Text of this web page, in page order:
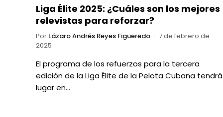
Liga Élite 2025: ¿Cuáles son los mejores
relevistas para reforzar?
Por Lázaro Andrés Reyes Figueredo
7 de febrero de
2025
El programa de los refuerzos para la tercera
edición de la Liga Élite de la Pelota Cubana tendrá
lugar en…